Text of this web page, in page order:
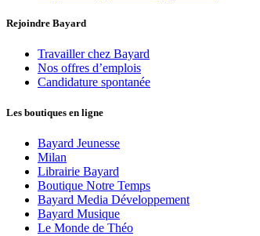
Rejoindre Bayard
Travailler chez Bayard
Nos offres d’emplois
Candidature spontanée
Les boutiques en ligne
Bayard Jeunesse
Milan
Librairie Bayard
Boutique Notre Temps
Bayard Media Développement
Bayard Musique
Le Monde de Théo